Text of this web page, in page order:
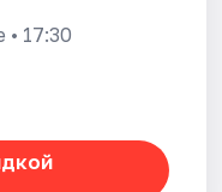
• 17:30